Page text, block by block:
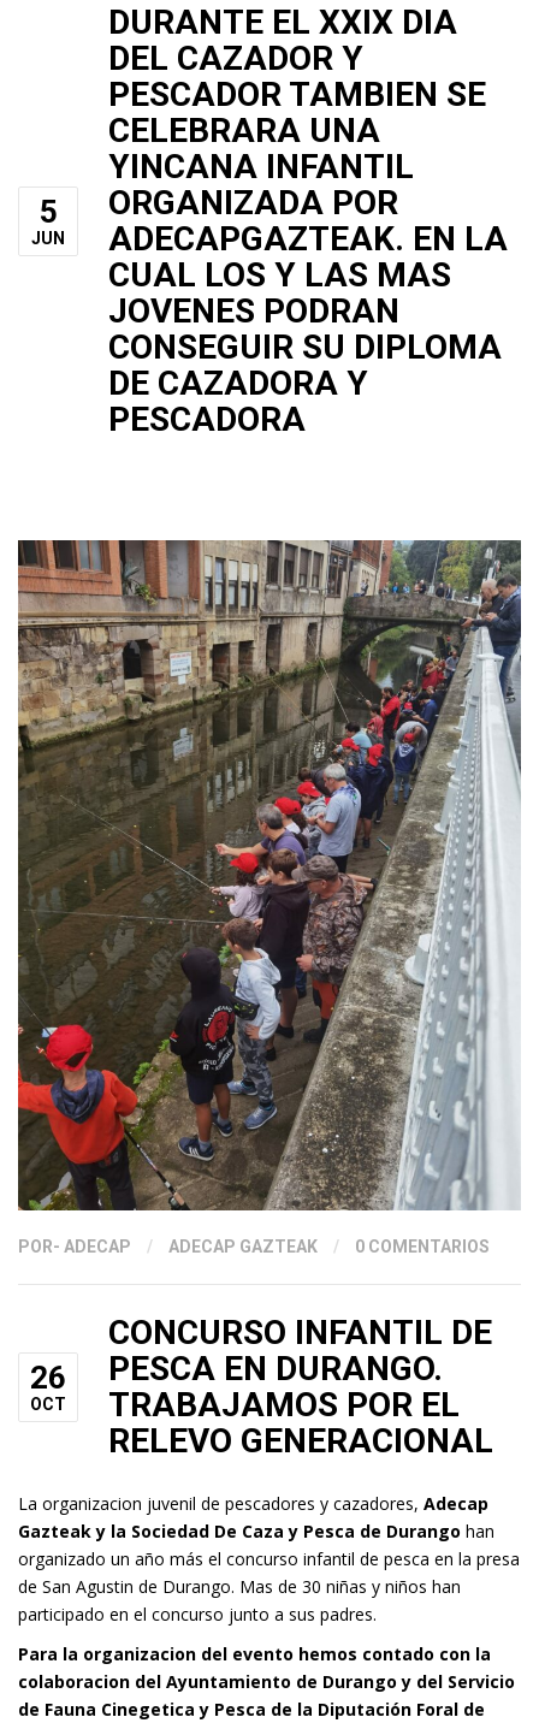
5
JUN
DURANTE EL XXIX DIA
DEL CAZADOR Y
PESCADOR TAMBIEN SE
CELEBRARA UNA
YINCANA INFANTIL
ORGANIZADA POR
ADECAPGAZTEAK. EN LA
CUAL LOS Y LAS MAS
JOVENES PODRAN
CONSEGUIR SU DIPLOMA
DE CAZADORA Y
PESCADORA
POR- ADECAP / ADECAP GAZTEAK / 0 COMENTARIOS
26
OCT
CONCURSO INFANTIL DE
PESCA EN DURANGO.
TRABAJAMOS POR EL
RELEVO GENERACIONAL
La organizacion juvenil de pescadores y cazadores, Adecap
Gazteak y la Sociedad De Caza y Pesca de Durango han
organizado un año más el concurso infantil de pesca en la presa
de San Agustin de Durango. Mas de 30 niñas y niños han
participado en el concurso junto a sus padres.
Para la organizacion del evento hemos contado con la
colaboracion del Ayuntamiento de Durango y del Servicio
de Fauna Cinegetica y Pesca de la Diputación Foral de